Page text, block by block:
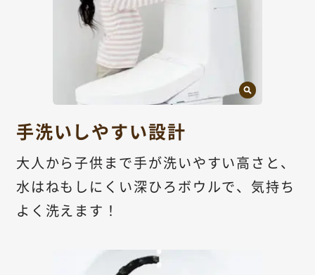
手洗いしやすい設計
大人から子供まで手が洗いやすい高さと、
水はねもしにくい深ひろボウルで、気持ち
よく洗えます！